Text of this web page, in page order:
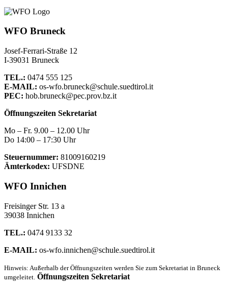
WFO Bruneck
Josef-Ferrari-Straße 12
I-39031 Bruneck
TEL.: 0474 555 125
E-MAIL: os-wfo.bruneck@schule.suedtirol.it
PEC: hob.bruneck@pec.prov.bz.it
Öffnungszeiten Sekretariat
Mo – Fr. 9.00 – 12.00 Uhr
Do 14:00 – 17:30 Uhr
Steuernummer: 81009160219
Ämterkodex: UFSDNE
WFO Innichen
Freisinger Str. 13 a
39038 Innichen
TEL.: 0474 9133 32
E-MAIL: os-wfo.innichen@schule.suedtirol.it
Hinweis: Außerhalb der Öffnungszeiten werden Sie zum Sekretariat in Bruneck
umgeleitet. Öffnungszeiten Sekretariat